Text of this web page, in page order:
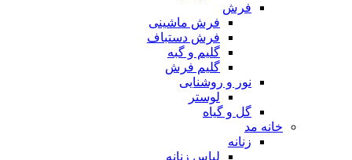
فرش
فرش ماشینی
فرش دستباف
گلیم و گبه
گلیم فرش
نور و روشنایی
لوستر
گل و گیاه
خانه مد
زنانه
لباس زنانه